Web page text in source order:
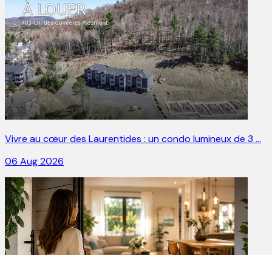
Vivre au cœur des Laurentides : un condo lumineux de 3 …
06 Aug 2026